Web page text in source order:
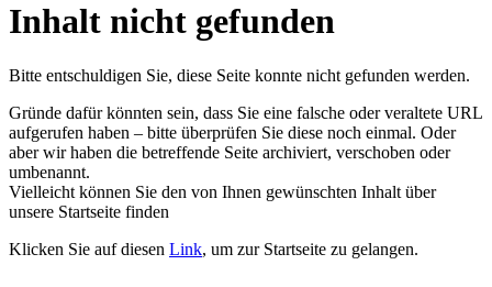
Inhalt nicht gefunden
Bitte entschuldigen Sie, diese Seite konnte nicht gefunden werden.
Gründe dafür könnten sein, dass Sie eine falsche oder veraltete URL
aufgerufen haben – bitte überprüfen Sie diese noch einmal. Oder
aber wir haben die betreffende Seite archiviert, verschoben oder
umbenannt.
Vielleicht können Sie den von Ihnen gewünschten Inhalt über
unsere Startseite finden
Klicken Sie auf diesen Link, um zur Startseite zu gelangen.